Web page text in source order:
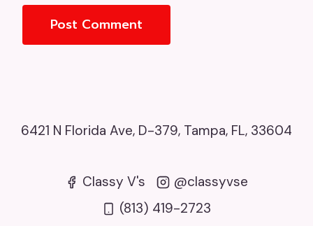
6421 N Florida Ave, D-379, Tampa, FL, 33604
Classy V's
@classyvse
(813) 419-2723